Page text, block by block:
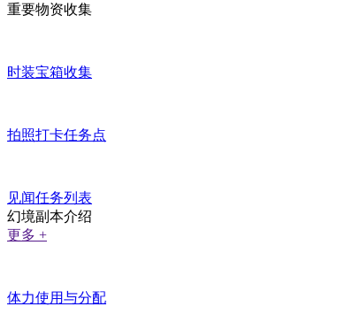
重要物资收集
时装宝箱收集
拍照打卡任务点
见闻任务列表
幻境副本介绍
更多 +
体力使用与分配